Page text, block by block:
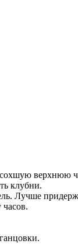
верхнюю
клубни.
Лучше